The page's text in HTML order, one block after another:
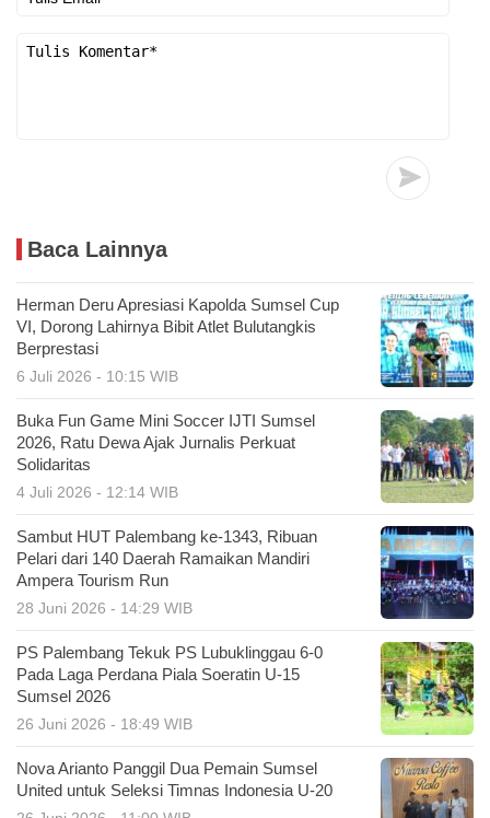
Baca Lainnya
Herman Deru Apresiasi Kapolda Sumsel Cup
VI, Dorong Lahirnya Bibit Atlet Bulutangkis
Berprestasi
6 Juli 2026 - 10:15 WIB
Buka Fun Game Mini Soccer IJTI Sumsel
2026, Ratu Dewa Ajak Jurnalis Perkuat
Solidaritas
4 Juli 2026 - 12:14 WIB
Sambut HUT Palembang ke-1343, Ribuan
Pelari dari 140 Daerah Ramaikan Mandiri
Ampera Tourism Run
28 Juni 2026 - 14:29 WIB
PS Palembang Tekuk PS Lubuklinggau 6-0
Pada Laga Perdana Piala Soeratin U-15
Sumsel 2026
26 Juni 2026 - 18:49 WIB
Nova Arianto Panggil Dua Pemain Sumsel
United untuk Seleksi Timnas Indonesia U-20